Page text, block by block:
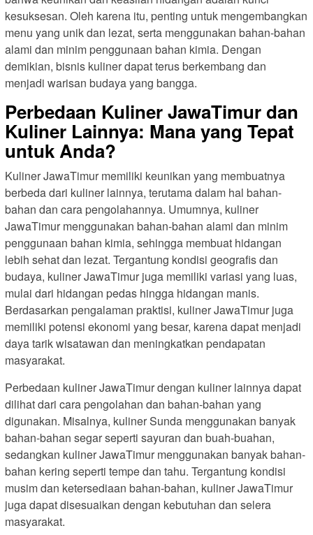
kesuksesan. Oleh karena itu, penting untuk mengembangkan
menu yang unik dan lezat, serta menggunakan bahan-bahan
alami dan minim penggunaan bahan kimia. Dengan
demikian, bisnis kuliner dapat terus berkembang dan
menjadi warisan budaya yang bangga.
Perbedaan Kuliner JawaTimur dan
Kuliner Lainnya: Mana yang Tepat
untuk Anda?
Kuliner JawaTimur memiliki keunikan yang membuatnya
berbeda dari kuliner lainnya, terutama dalam hal bahan-
bahan dan cara pengolahannya. Umumnya, kuliner
JawaTimur menggunakan bahan-bahan alami dan minim
penggunaan bahan kimia, sehingga membuat hidangan
lebih sehat dan lezat. Tergantung kondisi geografis dan
budaya, kuliner JawaTimur juga memiliki variasi yang luas,
mulai dari hidangan pedas hingga hidangan manis.
Berdasarkan pengalaman praktisi, kuliner JawaTimur juga
memiliki potensi ekonomi yang besar, karena dapat menjadi
daya tarik wisatawan dan meningkatkan pendapatan
masyarakat.
Perbedaan kuliner JawaTimur dengan kuliner lainnya dapat
dilihat dari cara pengolahan dan bahan-bahan yang
digunakan. Misalnya, kuliner Sunda menggunakan banyak
bahan-bahan segar seperti sayuran dan buah-buahan,
sedangkan kuliner JawaTimur menggunakan banyak bahan-
bahan kering seperti tempe dan tahu. Tergantung kondisi
musim dan ketersediaan bahan-bahan, kuliner JawaTimur
juga dapat disesuaikan dengan kebutuhan dan selera
masyarakat.